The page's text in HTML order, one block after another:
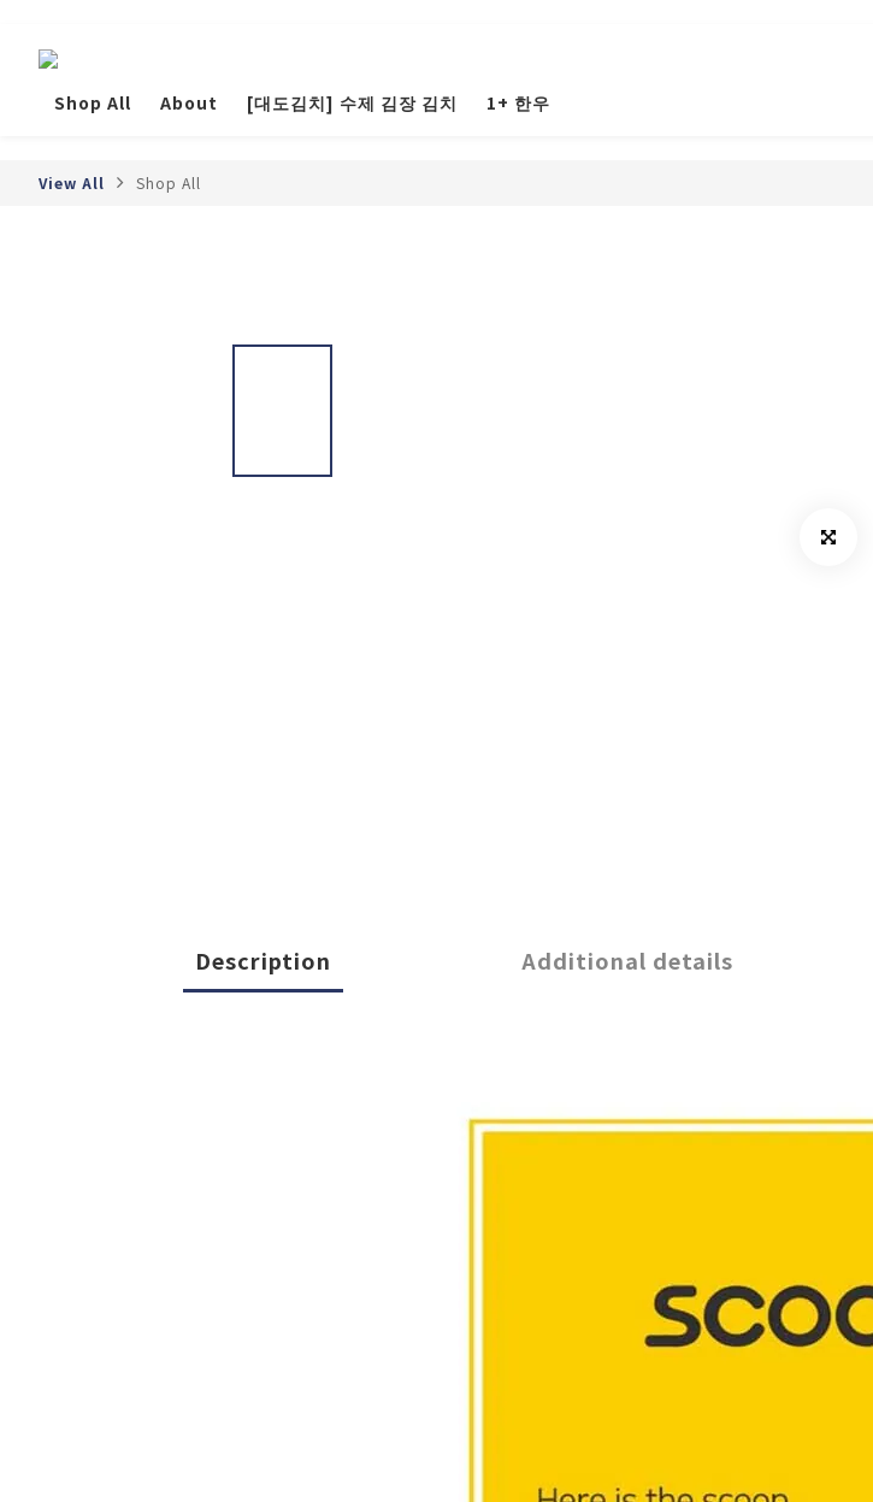
Shop All
About [대도김치] 수제 김장 김치 1+ 한우
View All Shop All
Description Additional details